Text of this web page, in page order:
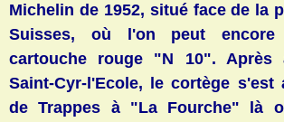
Michelin de 1952, situé face de la
Suisses, où l'on peut encore
cartouche rouge "N 10". Après
Saint-Cyr-l'Ecole, le cortège s'est
de Trappes à "La Fourche" là